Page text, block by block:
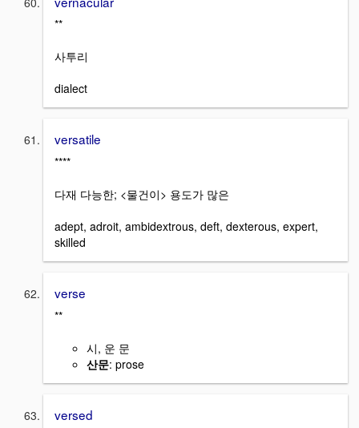
**
사투리
dialect
versatile
****
다재 다능한; <물건이> 용도가 많은
adept, adroit, ambidextrous, deft, dexterous, expert,
skilled
verse
**
시, 운 문
산문: prose
versed